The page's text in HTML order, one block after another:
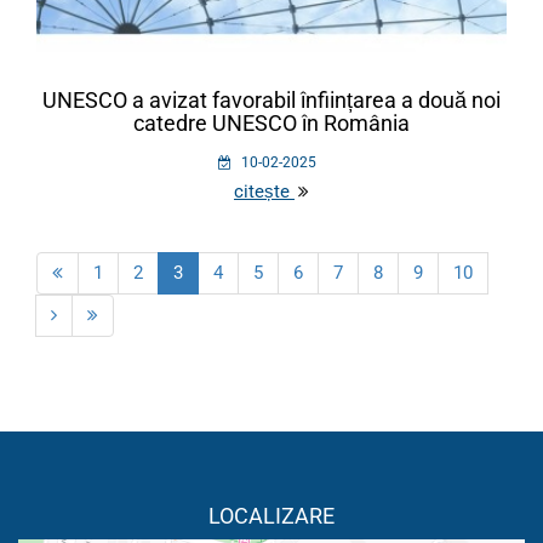
UNESCO a avizat favorabil înființarea a două noi
catedre UNESCO în România
10-02-2025
citește
1 2 3 4 5 6 7 8 9 10
LOCALIZARE